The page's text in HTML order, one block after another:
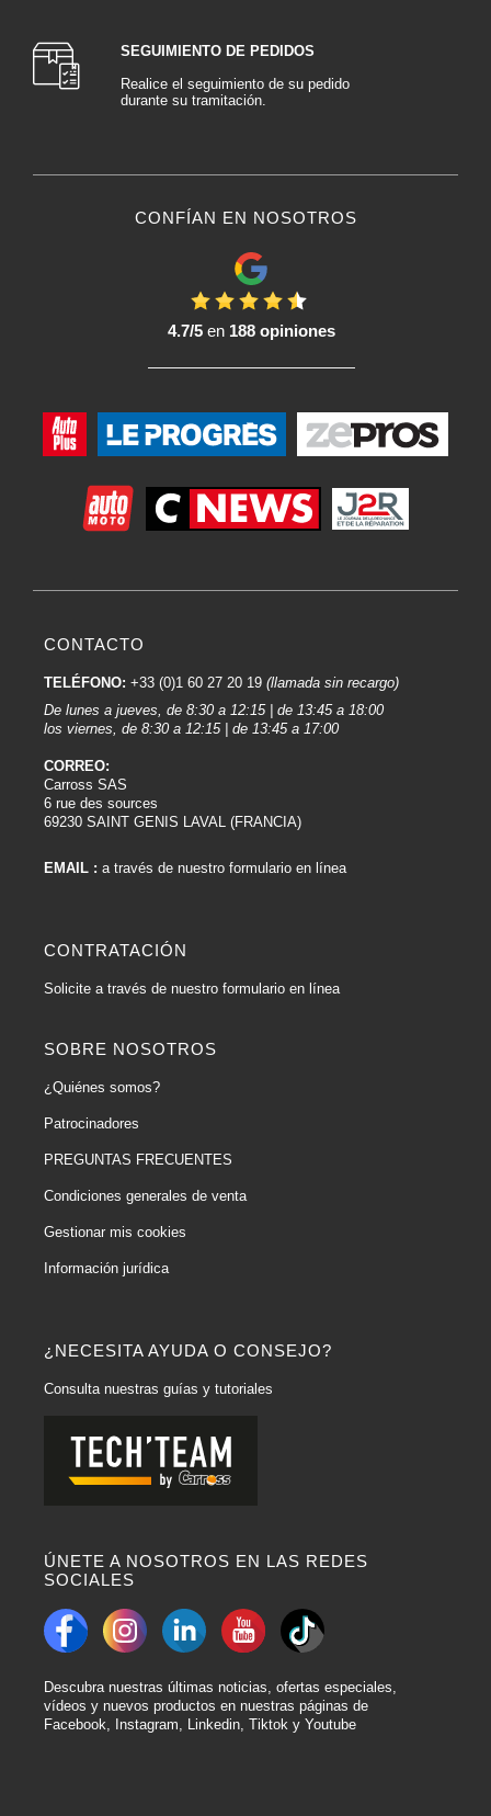
SEGUIMIENTO DE PEDIDOS
Realice el seguimiento de su pedido
durante su tramitación.
CONFÍAN EN NOSOTROS
4.7/5en 188 opiniones
¿NECESITA AYUDA O CONSEJO?
Consulta nuestras guías y tutoriales
ÚNETE A NOSOTROS EN LAS REDES
SOCIALES
Descubra nuestras últimas noticias, ofertas especiales,
vídeos y nuevos productos en nuestras páginas de
Facebook, Instagram, Linkedin, Tiktok y Youtube
CONTACTO
TELÉFONO: +33 (0)1 60 27 20 19 (llamada sin recargo)
De lunes a jueves, de 8:30 a 12:15 | de 13:45 a 18:00
los viernes, de 8:30 a 12:15 | de 13:45 a 17:00
CORREO:
Carross SAS
6 rue des sources
69230 SAINT GENIS LAVAL (FRANCIA)
EMAIL : a través de nuestro formulario en línea
CONTRATACIÓN
Solicite a través de nuestro formulario en línea
SOBRE NOSOTROS
¿Quiénes somos?
Patrocinadores
PREGUNTAS FRECUENTES
Condiciones generales de venta
Gestionar mis cookies
Información jurídica